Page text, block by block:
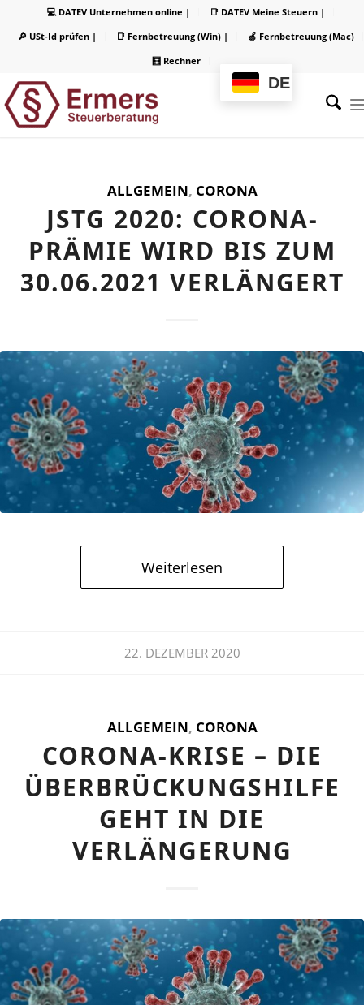
💻 DATEV Unternehmen online |
📑 DATEV Meine Steuern |
🔎 USt-Id prüfen |
📑 Fernbetreuung (Win) |
🍏 Fernbetreuung (Mac)
🧮 Rechner
DE
ALLGEMEIN, CORONA
JSTG 2020: CORONA-
PRÄMIE WIRD BIS ZUM
30.06.2021 VERLÄNGERT
Weiterlesen
22. DEZEMBER 2020
ALLGEMEIN, CORONA
CORONA-KRISE – DIE
ÜBERBRÜCKUNGSHILFE
GEHT IN DIE
VERLÄNGERUNG